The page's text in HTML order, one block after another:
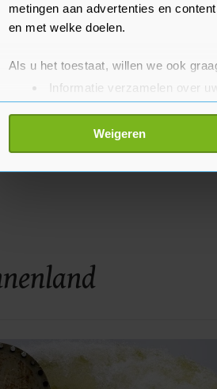
metingen aan advertenties en
en met welke doelen.
Als u het toestaat, willen we ook
Informatie verzamelen over
Uw apparaat identificeren
Lees meer over hoe uw
toestemming op elk moment
Weigeren